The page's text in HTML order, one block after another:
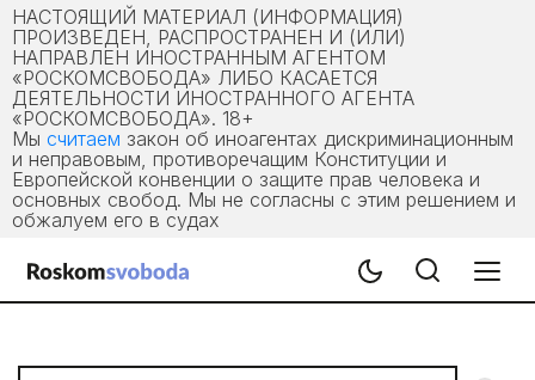
НАСТОЯЩИЙ МАТЕРИАЛ (ИНФОРМАЦИЯ)
ПРОИЗВЕДЕН, РАСПРОСТРАНЕН И (ИЛИ)
НАПРАВЛЕН ИНОСТРАННЫМ АГЕНТОМ
«РОСКОМСВОБОДА» ЛИБО КАСАЕТСЯ
ДЕЯТЕЛЬНОСТИ ИНОСТРАННОГО АГЕНТА
«РОСКОМСВОБОДА». 18+
Мы считаем закон об иноагентах дискриминационным
и неправовым, противоречащим Конституции и
Европейской конвенции о защите прав человека и
основных свобод. Мы не согласны с этим решением и
обжалуем его в судах